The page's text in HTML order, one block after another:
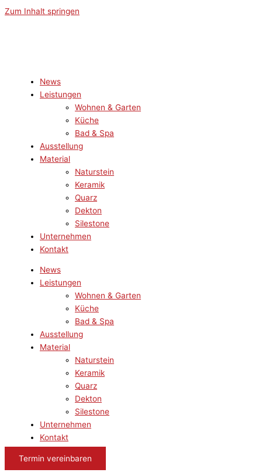
Zum Inhalt springen
News
Leistungen
Wohnen & Garten
Küche
Bad & Spa
Ausstellung
Material
Naturstein
Keramik
Quarz
Dekton
Silestone
Unternehmen
Kontakt
News
Leistungen
Wohnen & Garten
Küche
Bad & Spa
Ausstellung
Material
Naturstein
Keramik
Quarz
Dekton
Silestone
Unternehmen
Kontakt
Termin vereinbaren